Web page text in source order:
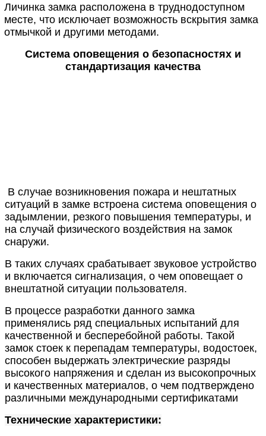
Личинка замка расположена в труднодоступном
месте, что исключает возможность вскрытия замка
отмычкой и другими методами.
Система оповещения о безопасностях и
стандартизация качества
В случае возникновения пожара и нештатных
ситуаций в замке встроена система оповещения о
задымлении, резкого повышения температуры, и
на случай физического воздействия на замок
снаружи.
В таких случаях срабатывает звуковое устройство
и включается сигнализация, о чем оповещает о
внештатной ситуации пользователя.
В процессе разработки данного замка
применялись ряд специальных испытаний для
качественной и бесперебойной работы. Такой
замок стоек к перепадам температуры, водостоек,
способен выдержать электрические разряды
высокого напряжения и сделан из высокопрочных
и качественных материалов, о чем подтверждено
различными международными сертификатами
Технические характеристики: